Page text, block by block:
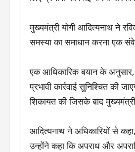
मुख्यमंत्री योगी आदित्यनाथ ने
समस्या का समाधान करना एक
एक आधिकारिक बयान के अनुसार,
प्रभावी कार्रवाई सुनिश्चित की
शिकायत की जिसके बाद मुख्यमंत्री
आदित्यनाथ ने अधिकारियों से
उन्होंने कहा कि अपराध और